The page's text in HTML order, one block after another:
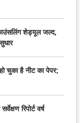
शेड्यूल जल्द,
चुका है नीट का पेपर;
रिपोर्ट वर्ष